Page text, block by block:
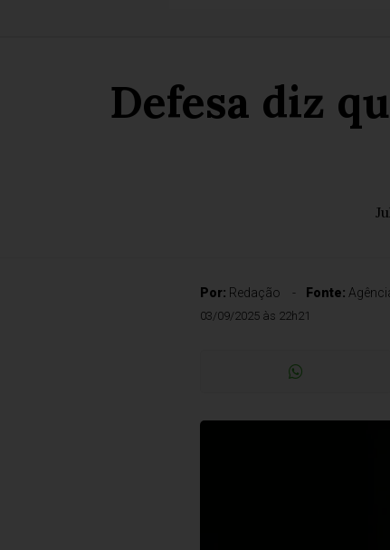
Defesa diz
Por: Redação Fonte:
03/09/2025 às 22h21